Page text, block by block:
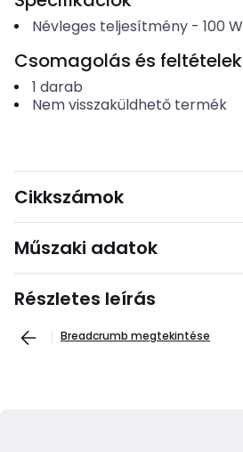
Névleges teljesítmény- 100 W
Csomagolás és feltételek
1 darab
Nem visszaküldhető termék
Cikkszámok
Műszaki adatok
Részletes leírás
Breadcrumb megtekintése